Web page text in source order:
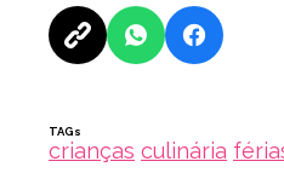
TAGs
crianças culinária